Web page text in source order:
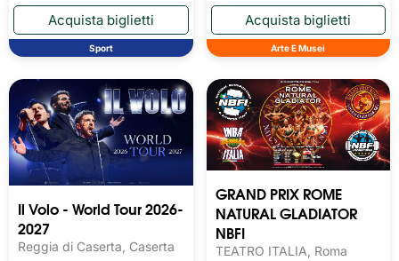
Sport Arte E Musei
Il Volo - World Tour 2026-
2027
Reggia di Caserta, Caserta
GRAND PRIX ROME
NATURAL GLADIATOR
NBFI
TEATRO ITALIA, Roma